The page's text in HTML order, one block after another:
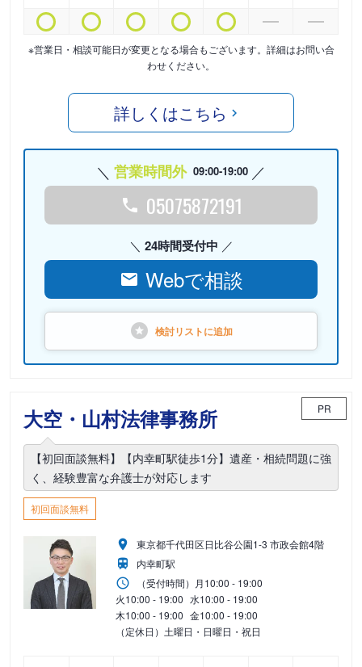
※営業日・相談可能日が変更となる場合もございます。詳細はお問い合
わせください。
詳しくはこちら
営業時間外 09:00-19:00
05075872191
24時間受付中
Webで相談
検討リストに追加
大空・山村法律事務所 PR
【初回面談無料】【内幸町駅徒歩1分】遺産・相続問題に強
く、経験豊富な弁護士が対応します
初回面談無料
東京都千代田区日比谷公園1-3 市政会館4階
内幸町駅
（受付時間） 月10:00 - 19:00
火10:00 - 19:00 水10:00 - 19:00
木10:00 - 19:00 金10:00 - 19:00
（定休日）土曜日・日曜日・祝日